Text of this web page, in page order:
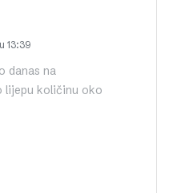
13:39
danas na
lijepu količinu oko